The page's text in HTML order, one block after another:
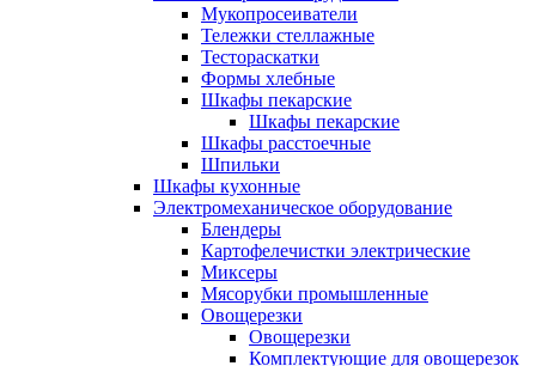
Мукопросеиватели
Тележки стеллажные
Тестораскатки
Формы хлебные
Шкафы пекарские
Шкафы пекарские
Шкафы расстоечные
Шпильки
Шкафы кухонные
Электромеханическое оборудование
Блендеры
Картофелечистки электрические
Миксеры
Мясорубки промышленные
Овощерезки
Овощерезки
Комплектующие для овощерезок